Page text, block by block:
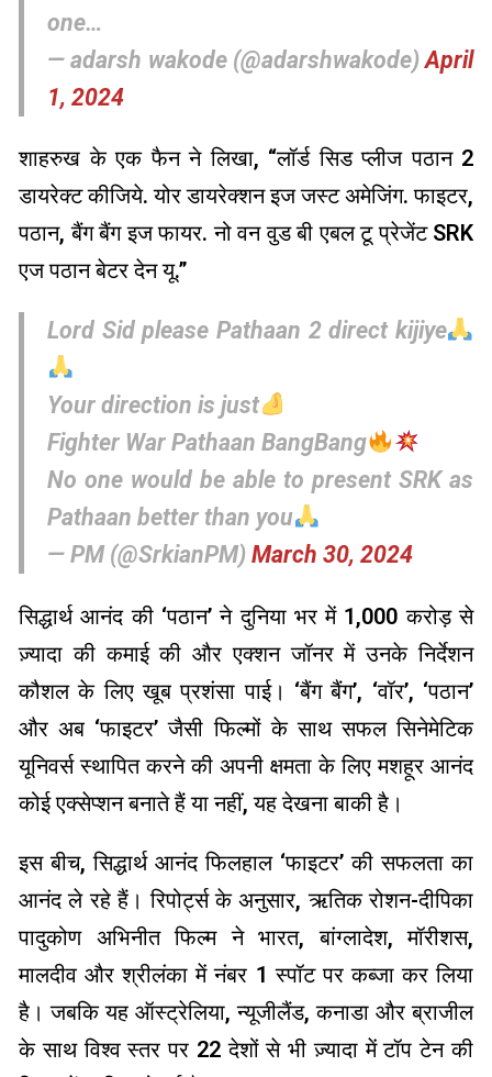
one…
— adarsh wakode (@adarshwakode)April
1, 2024
शाहरुख के एक फैन ने लिखा, “लॉर्ड सिड प्लीज पठान 2
डायरेक्ट कीजिये. योर डायरेक्शन इज जस्ट अमेजिंग. फाइटर,
पठान, बैंग बैंग इज फायर. नो वन वुड बी एबल टू प्रेजेंट SRK
एज पठान बेटर देन यू.”
Lord Sid please Pathaan 2 direct kijiye
Your direction is just
Fighter War Pathaan BangBang
No one would be able to present SRK as
Pathaan better than you
— PM (@SrkianPM)March 30, 2024
सिद्धार्थ आनंद की ‘पठान’ ने दुनिया भर में ₹1,000 करोड़ से
ज़्यादा की कमाई की और एक्शन जॉनर में उनके निर्देशन
कौशल के लिए खूब प्रशंसा पाई। ‘बैंग बैंग’, ‘वॉर’, ‘पठान’
और अब ‘फाइटर’ जैसी फिल्मों के साथ सफल सिनेमेटिक
यूनिवर्स स्थापित करने की अपनी क्षमता के लिए मशहूर आनंद
कोई एक्सेप्शन बनाते हैं या नहीं, यह देखना बाकी है।
इस बीच, सिद्धार्थ आनंद फिलहाल ‘फाइटर’ की सफलता का
आनंद ले रहे हैं। रिपोर्ट्स के अनुसार, ऋतिक रोशन-दीपिका
पादुकोण अभिनीत फिल्म ने भारत, बांग्लादेश, मॉरीशस,
मालदीव और श्रीलंका में नंबर 1 स्पॉट पर कब्जा कर लिया
है। जबकि यह ऑस्ट्रेलिया, न्यूजीलैंड, कनाडा और ब्राजील
के साथ विश्व स्तर पर 22 देशों से भी ज़्यादा में टॉप टेन की